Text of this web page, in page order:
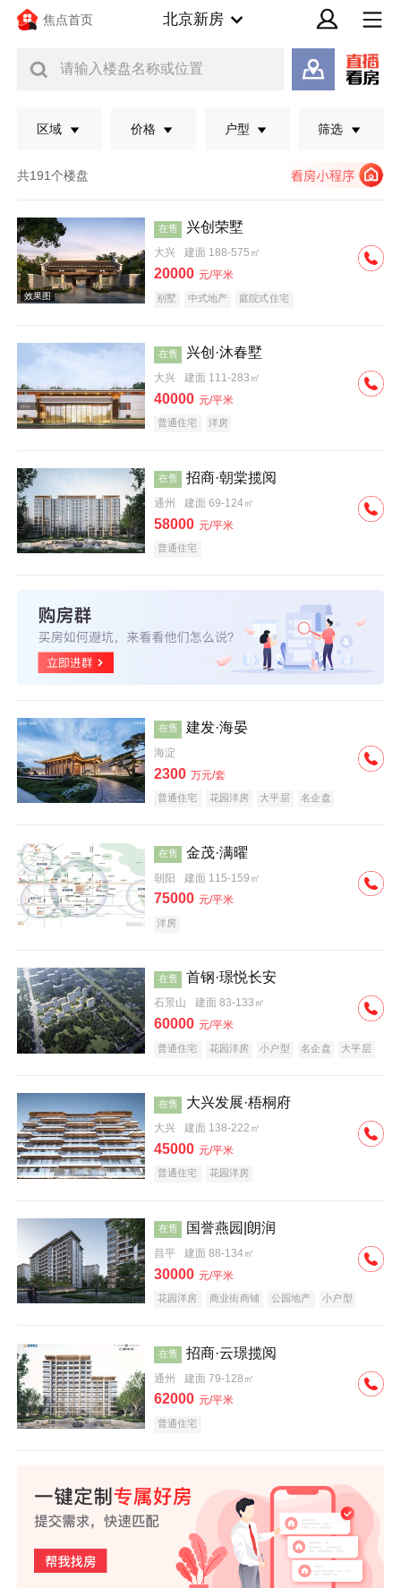
焦点首页 北京新房
请输入楼盘名称或位置
区域 价格 户型 筛选
共191个楼盘
效果图
在售 兴创荣墅
大兴 建面 188-575㎡
20000 元/平米
别墅 中式地产 庭院式住宅
在售 兴创·沐春墅
大兴 建面 111-283㎡
40000 元/平米
普通住宅 洋房
在售 招商·朝棠揽阅
通州 建面 69-124㎡
58000 元/平米
普通住宅
在售 建发·海晏
海淀
2300 万元/套
普通住宅 花园洋房 大平层
名企盘
在售 金茂·满曜
朝阳 建面 115-159㎡
75000 元/平米
洋房
在售 首钢·璟悦长安
石景山 建面 83-133㎡
60000 元/平米
普通住宅 花园洋房 小户型 名企盘 大平层
在售 大兴发展·梧桐府
大兴 建面 138-222㎡
45000 元/平米
普通住宅 花园洋房
在售 国誉燕园|朗润
昌平 建面 88-134㎡
30000 元/平米
花园洋房 商业街商铺 公园地产
小户型
在售 招商·云璟揽阅
通州 建面 79-128㎡
62000 元/平米
普通住宅